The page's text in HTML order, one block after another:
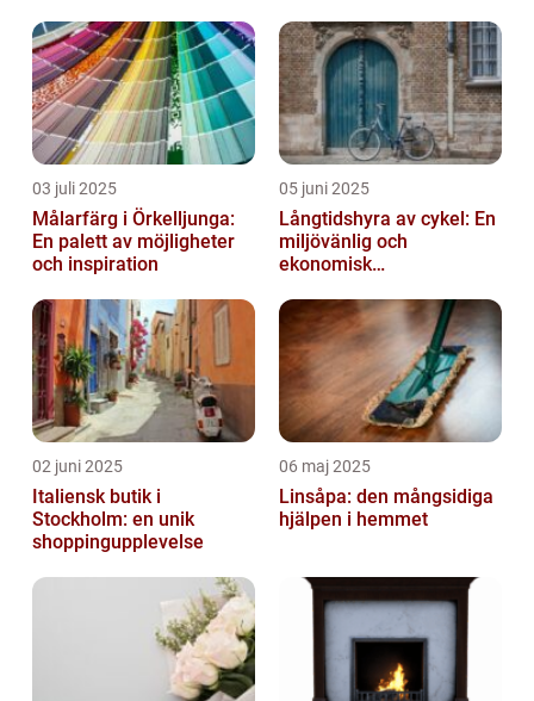
03 juli 2025
Målarfärg i Örkelljunga:
En palett av möjligheter
och inspiration
05 juni 2025
Långtidshyra av cykel: En
miljövänlig och
ekonomisk
02 juni 2025
Italiensk butik i
Stockholm: en unik
shoppingupplevelse
06 maj 2025
Linsåpa: den mångsidiga
hjälpen i hemmet